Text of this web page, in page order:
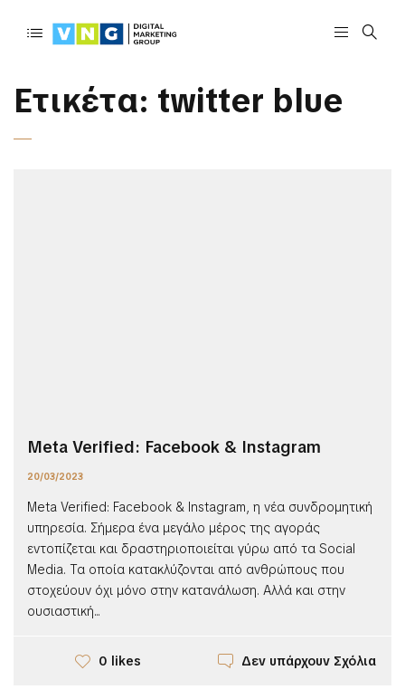
Ετικέτα: twitter blue
Meta Verified: Facebook & Instagram
20/03/2023
Meta Verified: Facebook & Instagram, η νέα συνδρομητική
υπηρεσία. Σήμερα ένα μεγάλο μέρος της αγοράς
εντοπίζεται και δραστηριοποιείται γύρω από τα Social
Media. Τα οποία κατακλύζονται από ανθρώπους που
στοχεύουν όχι μόνο στην κατανάλωση. Αλλά και στην
ουσιαστική...
0 likes Δεν υπάρχουν Σχόλια